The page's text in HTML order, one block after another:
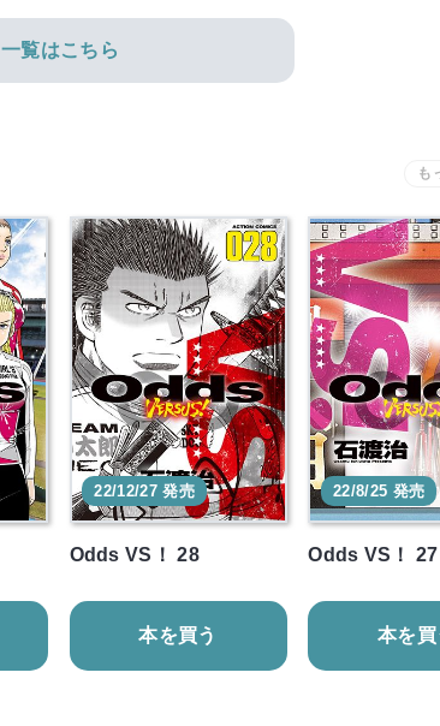
一覧はこちら
22/12/27 発売
Odds VS！ 28
本を買う
22/8/25 発売
Odds VS！ 27
本を買